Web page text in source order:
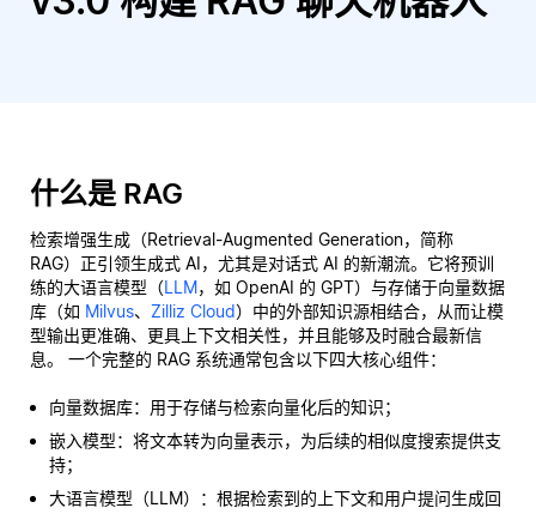
什么是 RAG
检索增强生成（Retrieval-Augmented Generation，简称
RAG）正引领生成式 AI，尤其是对话式 AI 的新潮流。它将预训
练的大语言模型（LLM，如 OpenAI 的 GPT）与存储于向量数据
库（如 Milvus、 Zilliz Cloud）中的外部知识源相结合，从而让模
型输出更准确、更具上下文相关性，并且能够及时融合最新信
息。 一个完整的 RAG 系统通常包含以下四大核心组件：
向量数据库：用于存储与检索向量化后的知识；
嵌入模型：将文本转为向量表示，为后续的相似度搜索提供支
持；
大语言模型（LLM）：根据检索到的上下文和用户提问生成回